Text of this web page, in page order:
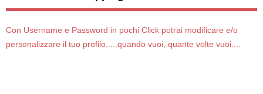
Con Username e Password in pochi Click potrai modificare e/o
personalizzare il tuo profilo.....quando vuoi, quante volte vuoi....